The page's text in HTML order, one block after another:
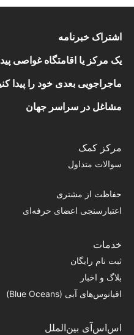
اشتراک خبرنامه
یک مرکز یا اقامتگاه غواصی
ماجراجویی بعدی خود را پیدا
مشاغل در سراسر جهان
مرکز کمک
سوالات متداول
حفاظت از مشتری
اعتبارسنجی اعضای حرفه‌ای
خدمات
ثبت نام رایگان
بلاگ و اخبار
اقیانوس‌های آبی (Blue Oceans)
اس‌اس‌آی بین‌الملل